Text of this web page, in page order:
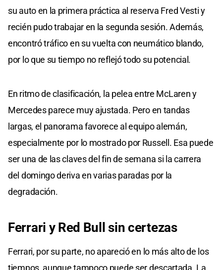
su auto en la primera práctica al reserva Fred Vesti y
recién pudo trabajar en la segunda sesión. Además,
encontró tráfico en su vuelta con neumático blando,
por lo que su tiempo no reflejó todo su potencial.
En ritmo de clasificación, la pelea entre McLaren y
Mercedes parece muy ajustada. Pero en tandas
largas, el panorama favorece al equipo alemán,
especialmente por lo mostrado por Russell. Esa puede
ser una de las claves del fin de semana si la carrera
del domingo deriva en varias paradas por la
degradación.
Ferrari y Red Bull sin certezas
Ferrari, por su parte, no apareció en lo más alto de los
tiempos, aunque tampoco puede ser descartada. La